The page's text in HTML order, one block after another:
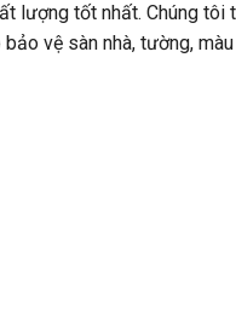
lượng tốt nhất. Chúng tôi
vệ sàn nhà, tường,